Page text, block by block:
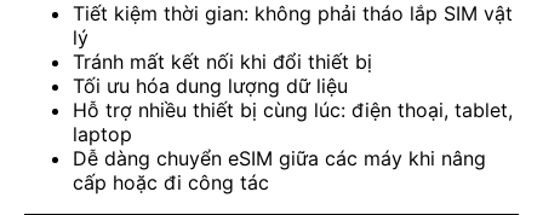
Tiết kiệm thời gian: không phải tháo lắp SIM vật
lý
Tránh mất kết nối khi đổi thiết bị
Tối ưu hóa dung lượng dữ liệu
Hỗ trợ nhiều thiết bị cùng lúc: điện thoại, tablet,
laptop
Dễ dàng chuyển eSIM giữa các máy khi nâng
cấp hoặc đi công tác